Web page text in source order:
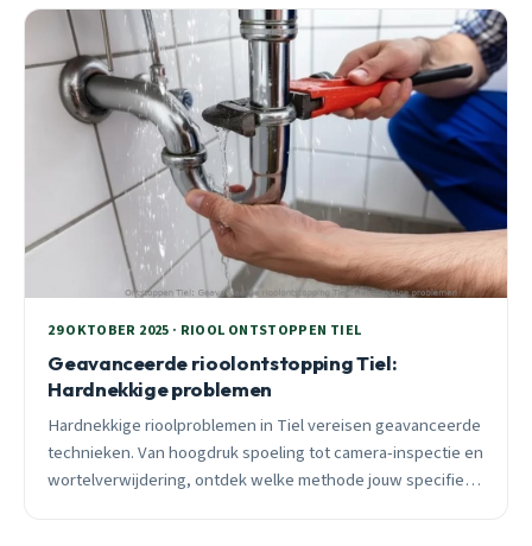
29 OKTOBER 2025 · RIOOL ONTSTOPPEN TIEL
Geavanceerde rioolontstopping Tiel:
Hardnekkige problemen
Hardnekkige rioolproblemen in Tiel vereisen geavanceerde
technieken. Van hoogdruk spoeling tot camera-inspectie en
wortelverwijdering, ontdek welke methode jouw specifieke